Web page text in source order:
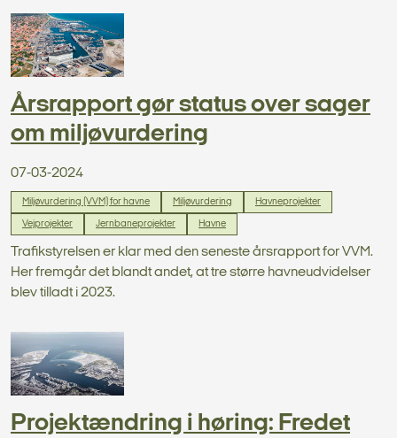
Årsrapport gør status over sager
om miljøvurdering
07-03-2024
Miljøvurdering (VVM) for havne Miljøvurdering Havneprojekter
Vejprojekter Jernbaneprojekter Havne
Trafikstyrelsen er klar med den seneste årsrapport for VVM.
Her fremgår det blandt andet, at tre større havneudvidelser
blev tilladt i 2023.
Projektændring i høring: Fredet